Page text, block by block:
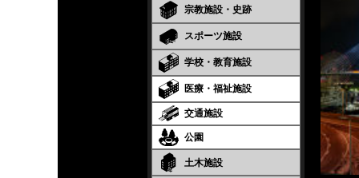
宗教施設・史跡
スポーツ施設
学校・教育施設
医療・福祉施設
交通施設
公園
土木施設